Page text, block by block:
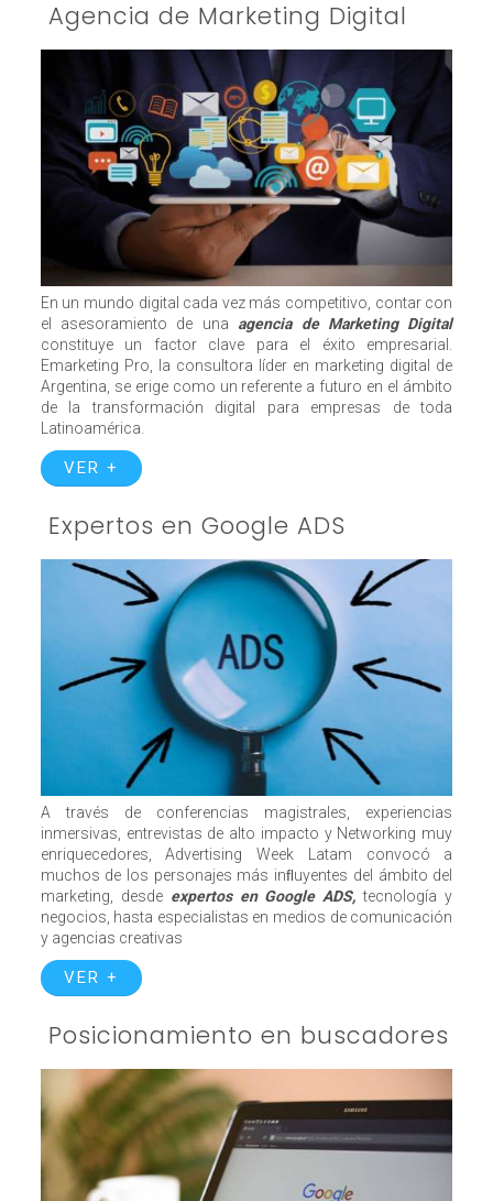
Agencia de Marketing Digital
En un mundo digital cada vez más competitivo, contar con
el asesoramiento de una agencia de Marketing Digital
constituye un factor clave para el éxito empresarial.
Emarketing Pro, la consultora líder en marketing digital de
Argentina, se erige como un referente a futuro en el ámbito
de la transformación digital para empresas de toda
Latinoamérica.
VER +
Expertos en Google ADS
A través de conferencias magistrales, experiencias
inmersivas, entrevistas de alto impacto y Networking muy
enriquecedores, Advertising Week Latam convocó a
muchos de los personajes más inﬂuyentes del ámbito del
marketing, desde expertos en Google ADS, tecnología y
negocios, hasta especialistas en medios de comunicación
y agencias creativas
VER +
Posicionamiento en buscadores